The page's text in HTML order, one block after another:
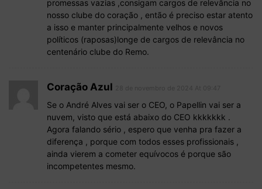
promessas vazias ,consigam cargos de relevância no
nosso clube do coração , então é preciso estar atento
a isso e manter principalmente velhos e novos
políticos (raposas)longe de cargos de relevância no
centenário clube do Remo.
Coração Azul
Se o André Alves vai ser o CEO, o Papellin vai ser a
nuvem, visto que está abaixo do CEO kkkkkkk .
Agora falando sério , espero que venha pra fazer a
diferença , porque com todos esses profissionais ,
ainda vierem a cometer equívocos é porque são
incompetentes mesmo.